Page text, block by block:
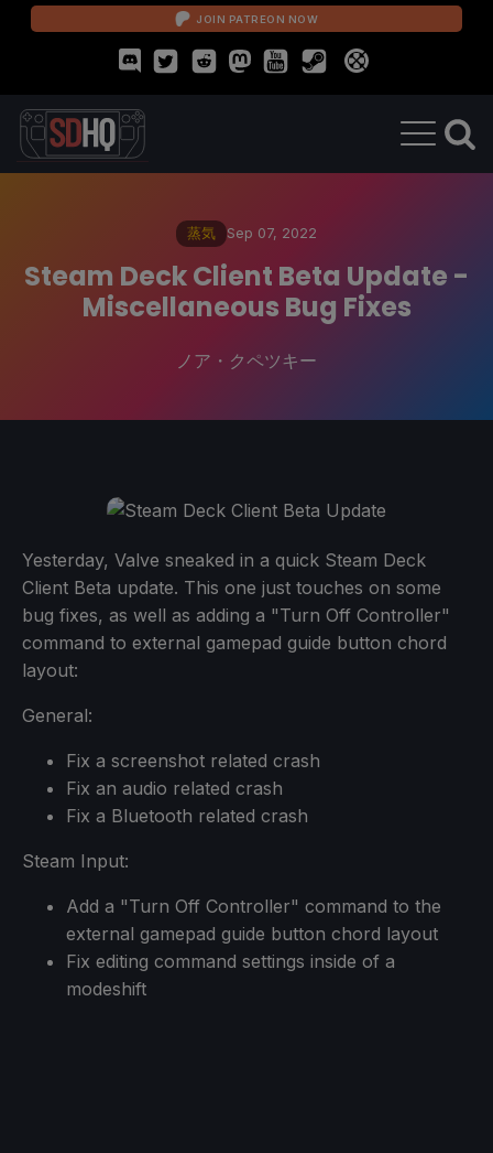
JOIN PATREON NOW
蒸気 Sep 07, 2022
Steam Deck Client Beta Update -
Miscellaneous Bug Fixes
ノア・クペツキー
Yesterday, Valve sneaked in a quick Steam Deck
Client Beta update. This one just touches on some
bug fixes, as well as adding a "Turn Off Controller"
command to external gamepad guide button chord
layout:
General:
Fix a screenshot related crash
Fix an audio related crash
Fix a Bluetooth related crash
Steam Input:
Add a "Turn Off Controller" command to the
external gamepad guide button chord layout
Fix editing command settings inside of a
modeshift